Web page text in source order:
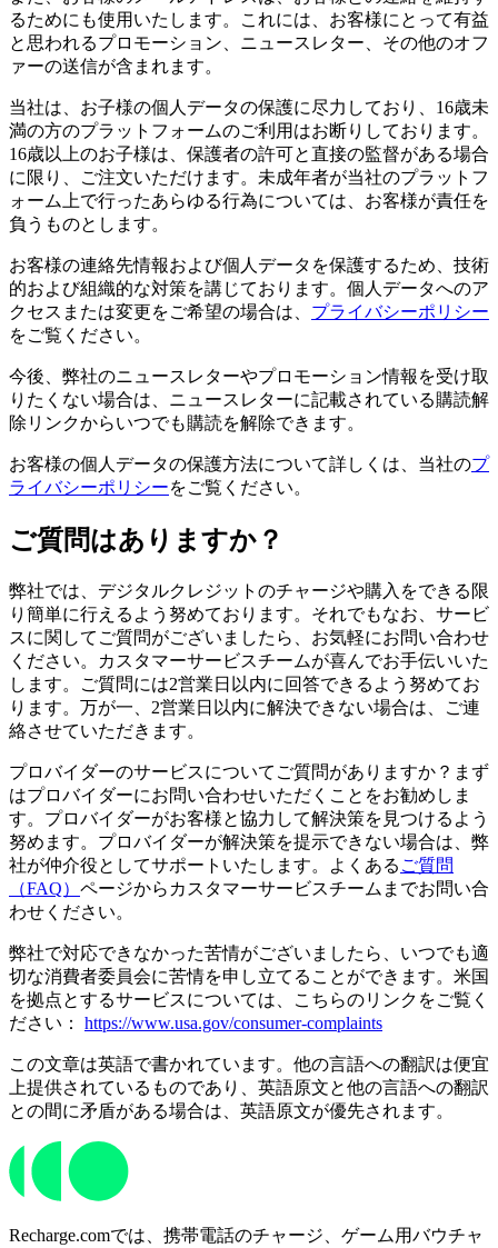
るためにも使用いたします。これには、お客様にとって有益
と思われるプロモーション、ニュースレター、その他のオフ
ァーの送信が含まれます。
当社は、お子様の個人データの保護に尽力しており、16歳未
満の方のプラットフォームのご利用はお断りしております。
16歳以上のお子様は、保護者の許可と直接の監督がある場合
に限り、ご注文いただけます。未成年者が当社のプラットフ
ォーム上で行ったあらゆる行為については、お客様が責任を
負うものとします。
お客様の連絡先情報および個人データを保護するため、技術
的および組織的な対策を講じております。個人データへのア
クセスまたは変更をご希望の場合は、 プライバシーポリシー
をご覧ください。
今後、弊社のニュースレターやプロモーション情報を受け取
りたくない場合は、ニュースレターに記載されている購読解
除リンクからいつでも購読を解除できます。
お客様の個人データの保護方法について詳しくは、当社のプ
ライバシーポリシーをご覧ください。
ご質問はありますか？
弊社では、デジタルクレジットのチャージや購入をできる限
り簡単に行えるよう努めております。それでもなお、サービ
スに関してご質問がございましたら、お気軽にお問い合わせ
ください。カスタマーサービスチームが喜んでお手伝いいた
します。ご質問には2営業日以内に回答できるよう努めてお
ります。万が一、2営業日以内に解決できない場合は、ご連
絡させていただきます。
プロバイダーのサービスについてご質問がありますか？まず
はプロバイダーにお問い合わせいただくことをお勧めしま
す。プロバイダーがお客様と協力して解決策を見つけるよう
努めます。プロバイダーが解決策を提示できない場合は、弊
社が仲介役としてサポートいたします。よくある ご質問
（FAQ） ページからカスタマーサービスチームまでお問い合
わせください。
弊社で対応できなかった苦情がございましたら、いつでも適
切な消費者委員会に苦情を申し立てることができます。米国
を拠点とするサービスについては、こちらのリンクをご覧く
ださい： https://www.usa.gov/consumer-complaints
この文章は英語で書かれています。他の言語への翻訳は便宜
上提供されているものであり、英語原文と他の言語への翻訳
との間に矛盾がある場合は、英語原文が優先されます。
Recharge.comでは、携帯電話のチャージ、ゲーム用バウチャ